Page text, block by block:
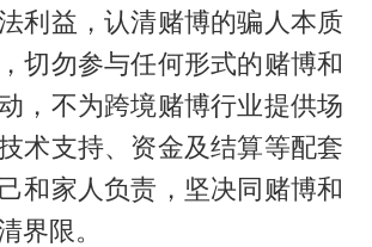
利益，认清赌博的骗人本质
切勿参与任何形式的赌博和
，不为跨境赌博行业提供场
术支持、资金及结算等配套
和家人负责，坚决同赌博和
界限。